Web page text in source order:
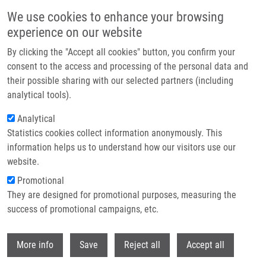
We use cookies to enhance your browsing
experience on our website
By clicking the "Accept all cookies" button, you confirm your
consent to the access and processing of the personal data and
their possible sharing with our selected partners (including
analytical tools).
Analytical
Statistics cookies collect information anonymously. This
information helps us to understand how our visitors use our
website.
Promotional
They are designed for promotional purposes, measuring the
success of promotional campaigns, etc.
More info Save Reject all Accept all
Header image
Drobečková navigace
Domů Zbořilová Pavlína
Zbořilová Pavlína